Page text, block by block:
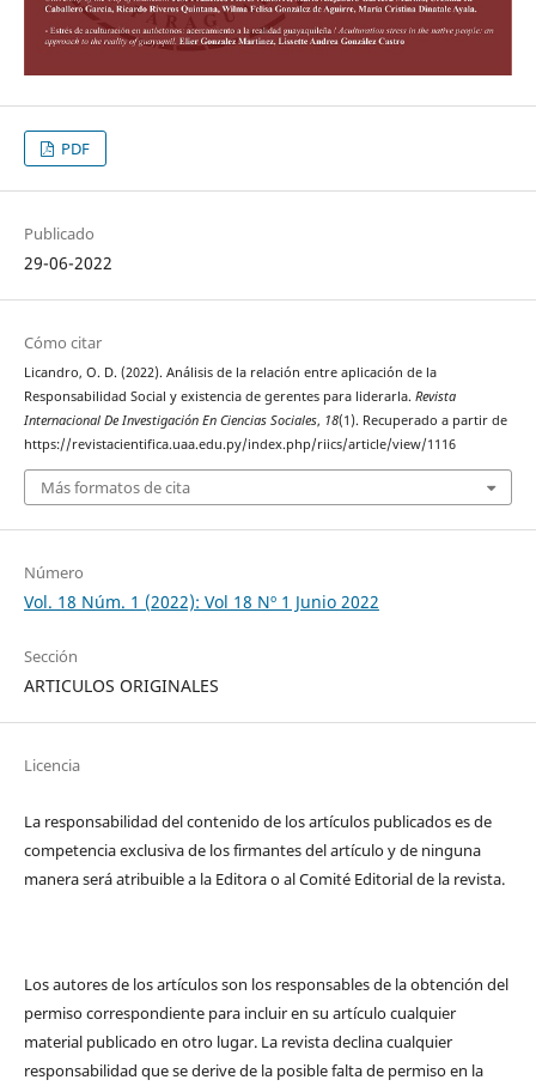
PDF
Publicado
29-06-2022
Cómo citar
Licandro, O. D. (2022). Análisis de la relación entre aplicación de la
Responsabilidad Social y existencia de gerentes para liderarla. Revista
Internacional De Investigación En Ciencias Sociales, 18(1). Recuperado a partir de
https://revistacientifica.uaa.edu.py/index.php/riics/article/view/1116
Más formatos de cita
Número
Vol. 18 Núm. 1 (2022): Vol 18 Nº 1 Junio 2022
Sección
ARTICULOS ORIGINALES
Licencia
La responsabilidad del contenido de los artículos publicados es de
competencia exclusiva de los firmantes del artículo y de ninguna
manera será atribuible a la Editora o al Comité Editorial de la revista.
Los autores de los artículos son los responsables de la obtención del
permiso correspondiente para incluir en su artículo cualquier
material publicado en otro lugar. La revista declina cualquier
responsabilidad que se derive de la posible falta de permiso en la